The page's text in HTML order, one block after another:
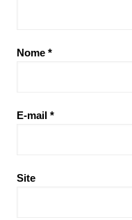
Nome *
E-mail *
Site